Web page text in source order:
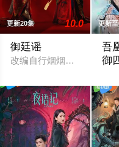
更新20集 10.0
御廷谣
改编自行烟烟的同名小说
更新
吾
御